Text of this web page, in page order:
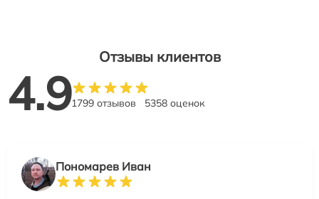
Отзывы клиентов
4.91799 отзывов 5358 оценок
Пономарев Иван